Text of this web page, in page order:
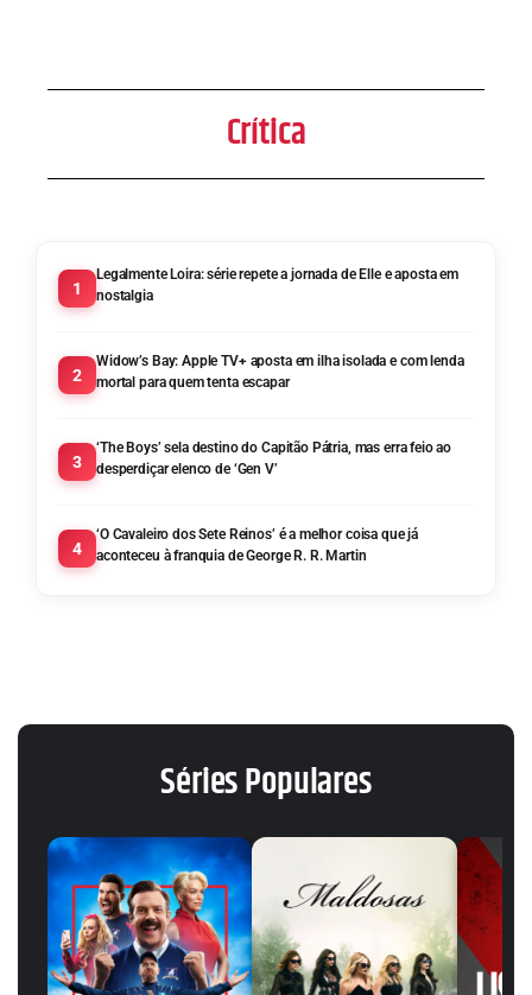
Crítica
1
Legalmente Loira: série repete a jornada de Elle e aposta em
nostalgia
2
Widow’s Bay: Apple TV+ aposta em ilha isolada e com lenda
mortal para quem tenta escapar
3
‘The Boys’ sela destino do Capitão Pátria, mas erra feio ao
desperdiçar elenco de ‘Gen V’
4
‘O Cavaleiro dos Sete Reinos’ é a melhor coisa que já
aconteceu à franquia de George R. R. Martin
Séries Populares